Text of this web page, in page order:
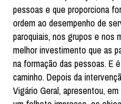
pessoas e que proporciona
ordem ao desempenho de
paroquiais, nos grupos e nos
melhor investimento que as
na formação das pessoas. E
caminho. Depois da
Vigário Geral, apresentou,